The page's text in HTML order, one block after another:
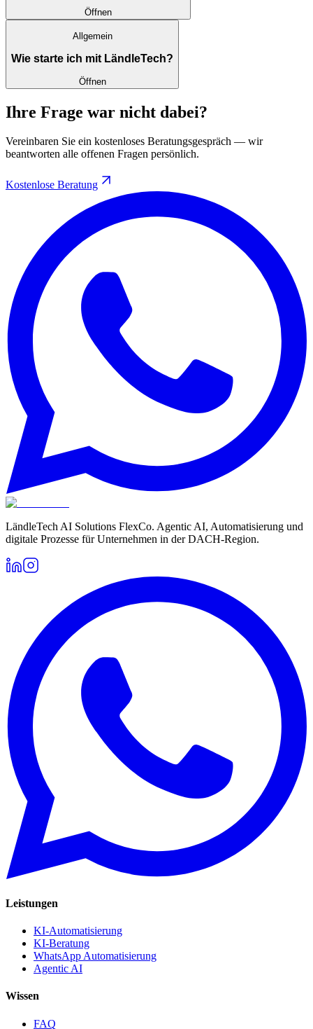
Öffnen
Allgemein
Wie starte ich mit LändleTech?
Öffnen
Ihre Frage war nicht dabei?
Vereinbaren Sie ein kostenloses Beratungsgespräch — wir
beantworten alle offenen Fragen persönlich.
Kostenlose Beratung
LändleTech AI Solutions FlexCo. Agentic AI, Automatisierung und
digitale Prozesse für Unternehmen in der DACH-Region.
Leistungen
KI-Automatisierung
KI-Beratung
WhatsApp Automatisierung
Agentic AI
Wissen
FAQ